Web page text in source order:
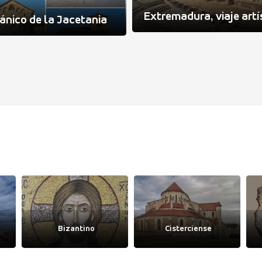
de la Jacetania Extremadura, viaje
Bizantino Cisterciense